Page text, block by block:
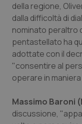
della regione,
dalla difficoltà di
nominato peraltro
pentastellato ha
adottate con il
"consentire al
operare in
Massimo Baroni
discussione,